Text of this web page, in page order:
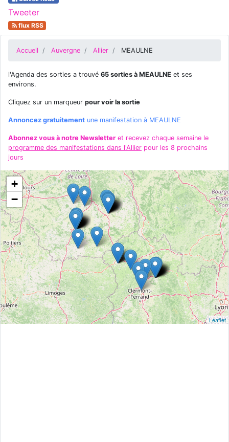
Tweeter
flux RSS
Accueil Auvergne Allier MEAULNE
l'Agenda des sorties a trouvé 65 sorties à MEAULNE et ses
environs.
Cliquez sur un marqueur pour voir la sortie
Annoncez gratuitement une manifestation à MEAULNE
Abonnez vous à notre Newsletter et recevez chaque semaine le
programme des manifestations dans l'Allier pour les 8 prochains
jours
+
−
Leaflet